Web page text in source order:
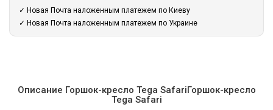
✓ Новая Почта наложенным платежем по Киеву
✓ Новая Почта наложенным платежем по Украине
Описание Горшок-кресло Tega SafariГоршок-кресло
Tega Safari